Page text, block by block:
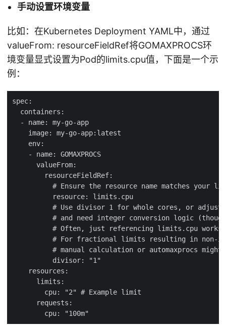
手动设置环境变量
比如：在Kubernetes Deployment YAML中，通过
valueFrom: resourceFieldRef将GOMAXPROCS环
境变量显式设置为Pod的limits.cpu值，下面是一个示
例：